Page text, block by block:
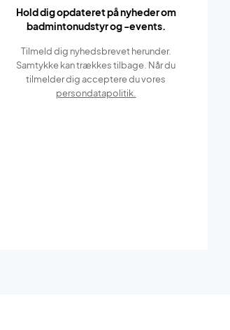
Hold dig opdateret på nyheder om
badmintonudstyr og -events.
Tilmeld dig nyhedsbrevet herunder.
Samtykke kan trækkes tilbage. Når du
tilmelder dig acceptere du vores
persondatapolitik.